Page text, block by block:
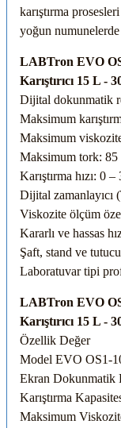
karıştırma
yoğun numunelerde
LABTron EVO
Karıştırıcı 15 L -
Dijital dokunmatik
Maksimum
Maksimum
Maksimum tork: 85
Karıştırma hızı: 0
Dijital zamanlayıcı
Viskozite ölçüm
Kararlı ve hassas
Şaft, stand ve
Laboratuvar tipi
LABTron EVO
Karıştırıcı 15 L -
Özellik Değer
Model EVO OS1-
Ekran Dokunmatik
Karıştırma
Maksimum